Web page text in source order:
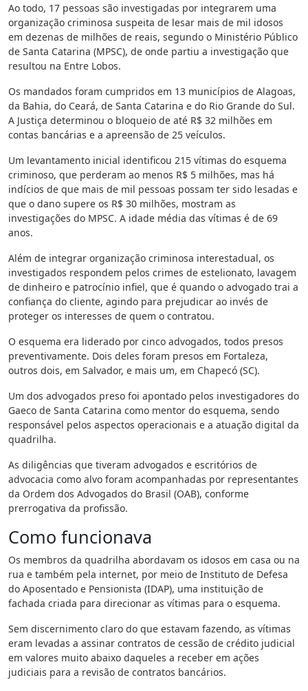
Ao todo, 17 pessoas são investigadas por integrarem uma
organização criminosa suspeita de lesar mais de mil idosos
em dezenas de milhões de reais, segundo o Ministério Público
de Santa Catarina (MPSC), de onde partiu a investigação que
resultou na Entre Lobos.
Os mandados foram cumpridos em 13 municípios de Alagoas,
da Bahia, do Ceará, de Santa Catarina e do Rio Grande do Sul.
A Justiça determinou o bloqueio de até R$ 32 milhões em
contas bancárias e a apreensão de 25 veículos.
Um levantamento inicial identificou 215 vítimas do esquema
criminoso, que perderam ao menos R$ 5 milhões, mas há
indícios de que mais de mil pessoas possam ter sido lesadas e
que o dano supere os R$ 30 milhões, mostram as
investigações do MPSC. A idade média das vítimas é de 69
anos.
Além de integrar organização criminosa interestadual, os
investigados respondem pelos crimes de estelionato, lavagem
de dinheiro e patrocínio infiel, que é quando o advogado trai a
confiança do cliente, agindo para prejudicar ao invés de
proteger os interesses de quem o contratou.
O esquema era liderado por cinco advogados, todos presos
preventivamente. Dois deles foram presos em Fortaleza,
outros dois, em Salvador, e mais um, em Chapecó (SC).
Um dos advogados preso foi apontado pelos investigadores do
Gaeco de Santa Catarina como mentor do esquema, sendo
responsável pelos aspectos operacionais e a atuação digital da
quadrilha.
As diligências que tiveram advogados e escritórios de
advocacia como alvo foram acompanhadas por representantes
da Ordem dos Advogados do Brasil (OAB), conforme
prerrogativa da profissão.
Como funcionava
Os membros da quadrilha abordavam os idosos em casa ou na
rua e também pela internet, por meio de Instituto de Defesa
do Aposentado e Pensionista (IDAP), uma instituição de
fachada criada para direcionar as vítimas para o esquema.
Sem discernimento claro do que estavam fazendo, as vítimas
eram levadas a assinar contratos de cessão de crédito judicial
em valores muito abaixo daqueles a receber em ações
judiciais para a revisão de contratos bancários.